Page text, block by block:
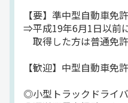
＊具体的な仕事内容＊
3t冷蔵・冷凍車に乗って
下記の業務を担当しま
＜配送品目＞
※冷凍食品やアイスなど
【要】準中型自動車免許
⇒平成19年6月1日以前
取得した方は普通免許
【歓迎】中型自動車免許
◎小型トラックドライ